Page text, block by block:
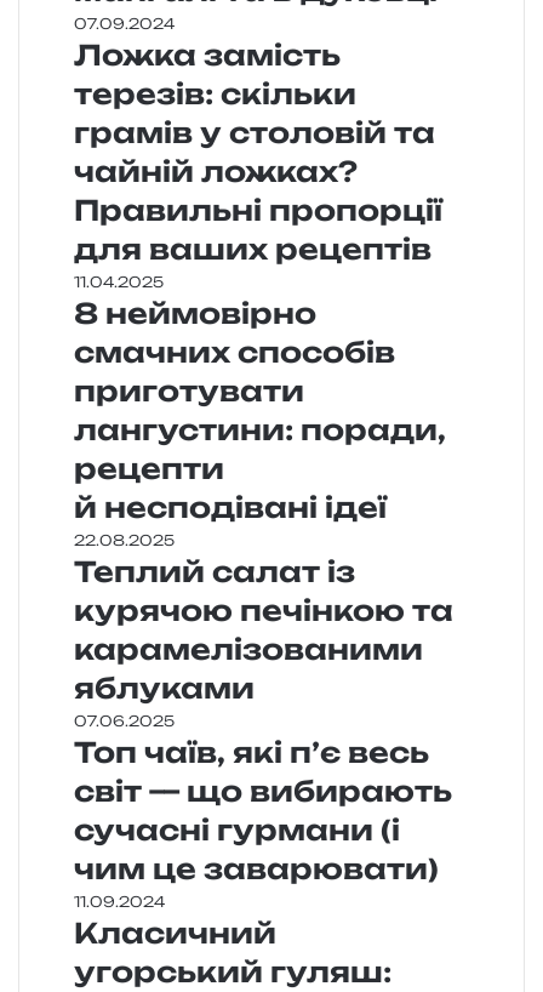
07.09.2024
Ложка замість
терезів: скільки
грамів у столовій та
чайній ложках?
Правильні пропорції
для ваших рецептів
11.04.2025
8 неймовірно
смачних способів
приготувати
лангустини: поради,
рецепти
й несподівані ідеї
22.08.2025
Теплий салат із
курячою печінкою та
карамелізованими
яблуками
07.06.2025
Топ чаїв, які п’є весь
світ — що вибирають
сучасні гурмани (і
чим це заварювати)
11.09.2024
Класичний
угорський гуляш: